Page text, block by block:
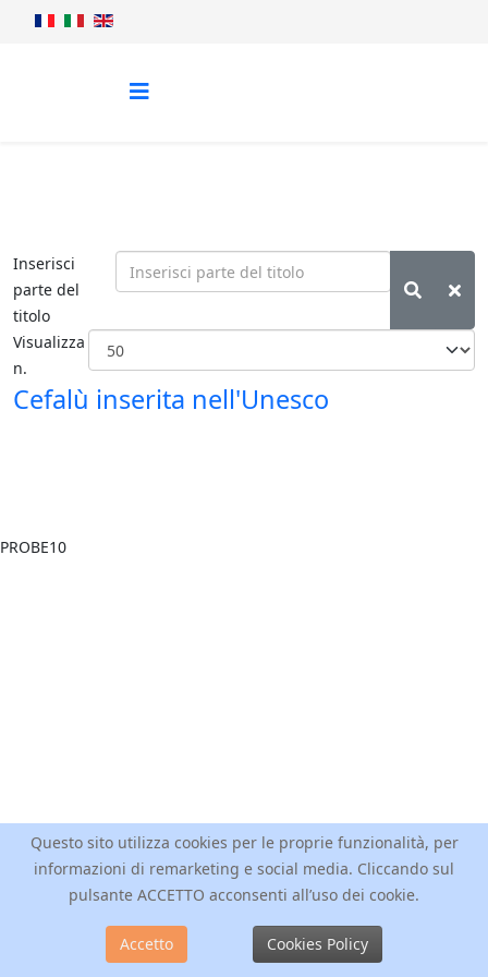
Inserisci
parte del
titolo
Visualizza
n.
Cefalù inserita nell'Unesco
Questo sito utilizza cookies per le proprie funzionalità, per
informazioni di remarketing e social media. Cliccando sul
pulsante ACCETTO acconsenti all’uso dei cookie.
Accetto Cookies Policy